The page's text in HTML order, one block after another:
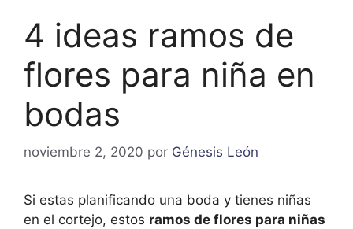
4 ideas ramos de
flores para niña en
bodas
noviembre 2, 2020 por Génesis León
Si estas planificando una boda y tienes niñas
en el cortejo, estos ramos de flores para niñas